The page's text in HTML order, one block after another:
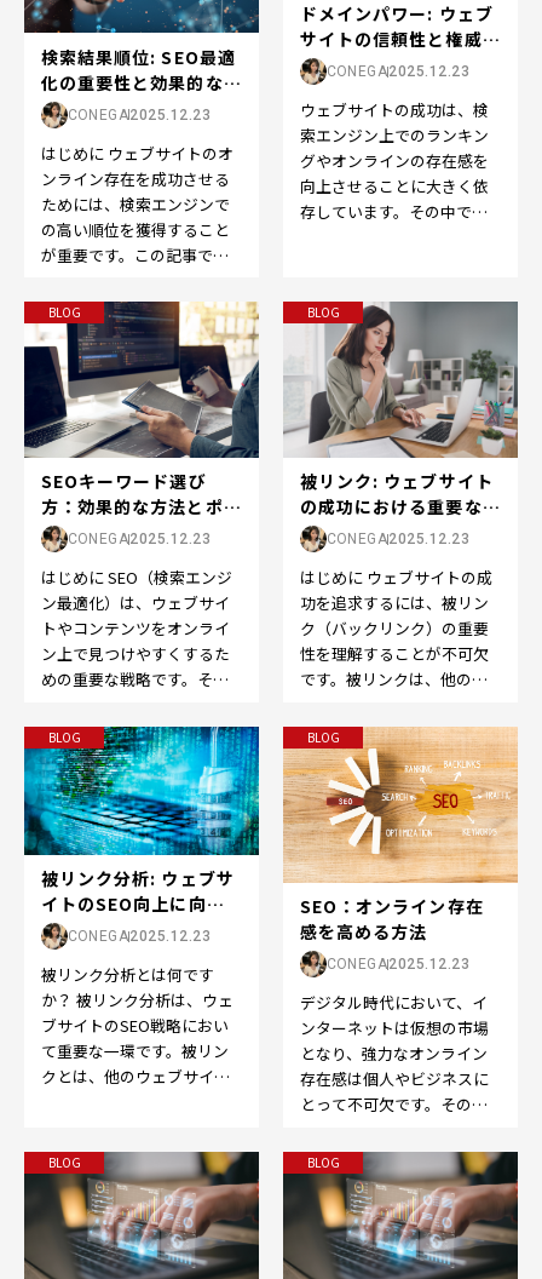
検索結果順位: SEO最適
化の重要性と効果的な戦
略 CONEGA2025.12.23
はじめに ウェブサイトのオ
ンライン存在を成功させる
ためには、検索エンジンで
の高い順位を獲得すること
が重要です。この記事で
は「SEO順位」の重要性
と…
ドメインパワー: ウェブ
サイトの信頼性と権威の
向上をサポート...
CONEGA2025.12.23
ウェブサイトの成功は、検
索エンジン上でのランキン
グやオンラインの存在感を
向上させることに大きく依
存しています。その中で
BLOG
SEOキーワード選び
方：効果的な方法とポイ
ントCONEGA2025.12.23
はじめに SEO（検索エンジ
ン最適化）は、ウェブサイ
トやコンテンツをオンライ
ン上で見つけやすくするた
めの重要な戦略です。その
の選定は成功の鍵です。…
BLOG
被リンク: ウェブサイト
の成功における重要な役
割 CONEGA2025.12.23
はじめに ウェブサイトの成
功を追求するには、被リン
ク（バックリンク）の重要
性を理解することが不可欠
です。被リンクは、他のウ
ブサイトへのリンクのこ
と…
BLOG
被リンク分析: ウェブサ
イトのSEO向上に向け
た重要なステッ...
CONEGA2025.12.23
被リンク分析とは何です
か？ 被リンク分析は、ウェ
ブサイトのSEO戦略におい
て重要な一環です。被リン
クとは、他のウェブサイト
す…
BLOG
SEO：オンライン存在
感を高める方法
CONEGA2025.12.23
デジタル時代において、イ
ンターネットは仮想の市場
となり、強力なオンライン
存在感は個人やビジネスに
とって不可欠です。そのた
Search Engine O…
BLOG BLOG